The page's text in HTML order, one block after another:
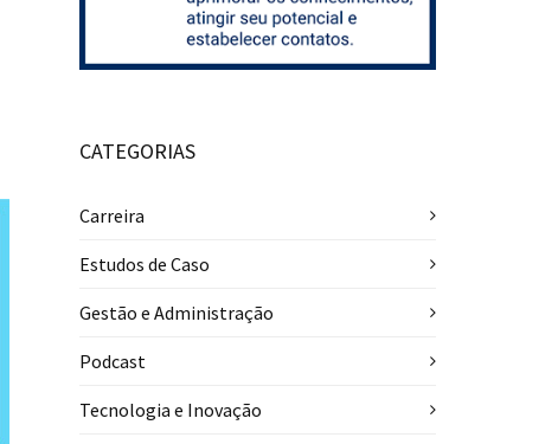
CATEGORIAS
Carreira
Estudos de Caso
Gestão e Administração
Podcast
Tecnologia e Inovação